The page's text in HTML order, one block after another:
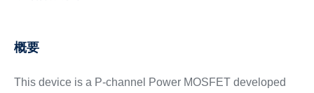
概要
This device is a P-channel Power MOSFET developed